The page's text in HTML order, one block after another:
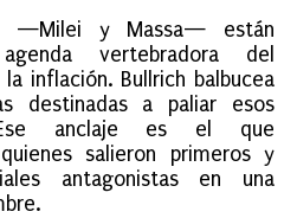
—Milei y Massa— están
vertebradora del
inflación. Bullrich balbucea
destinadas a paliar esos
Ese anclaje es el que
salieron primeros y
antagonistas en una